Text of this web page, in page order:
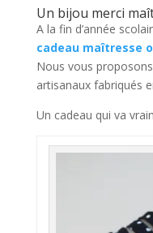
Un bijou merci
A la fin d’année
cadeau maîtresse
Nous vous
artisanaux fabriqués
Un cadeau qui va